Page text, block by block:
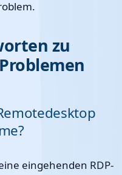
zu
eingehenden RDP-